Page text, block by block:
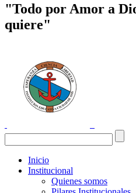
"Todo por Amor a
quiere"
Inicio
Institucional
Quienes somos